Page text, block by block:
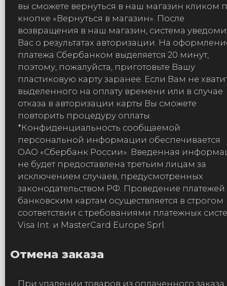
вы сможете вернуться в наш магазин кликом
кнопке «Вернуться в магазин». После
возвращения в наш магазин, система
Вас о результатах авторизации. На
платежа Сбербанком выделяется 20 минут,
поэтому, пожалуйста, приготовьте Вашу
пластиковую карту заранее. Если Вам не
выделенного на оплату времени или в случае
отказа в авторизации карты Вы сможете
повторить процедуру оплаты.
*Конфиденциальность сообщаемой
персональной информации обеспечивается
ОАО «Сбербанк России». Введенная
не будет предоставлена третьим лицам за
исключением случаев, предусмотренных
законодательством РФ. Проведение
банковским картам осуществляется в строгом
соответствии с требованиями платежных
Visa Int. и MasterCard Europe Sprl.
Отмена заказа
При удалении товаров из оплаченного заказа